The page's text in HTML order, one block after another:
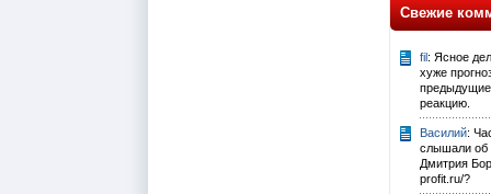
Свежие
fil: Ясное
хуже
предыдущие
реакцию.
Василий:
слышали об
Дмитрия
profit.ru/?